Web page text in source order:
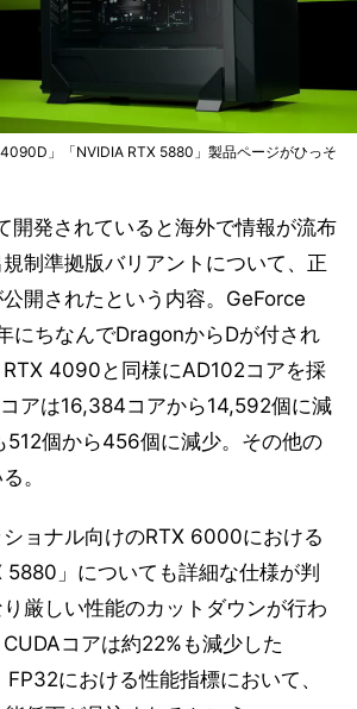
4090D」「NVIDIA RTX 5880」製品ページがひっそ
開発されていると海外で情報が流布
制準拠版バリアントについて、正
開されたという内容。GeForce
にちなんでDragonからDが付され
4090と同様にAD102コアを採
アは16,384コアから14,592個に減
512個から456個に減少。その他の
。
ョナル向けのRTX 6000における
5880」についても詳細な仕様が判
厳しい性能のカットダウンが行わ
コアは約22%も減少した
における性能指標において、